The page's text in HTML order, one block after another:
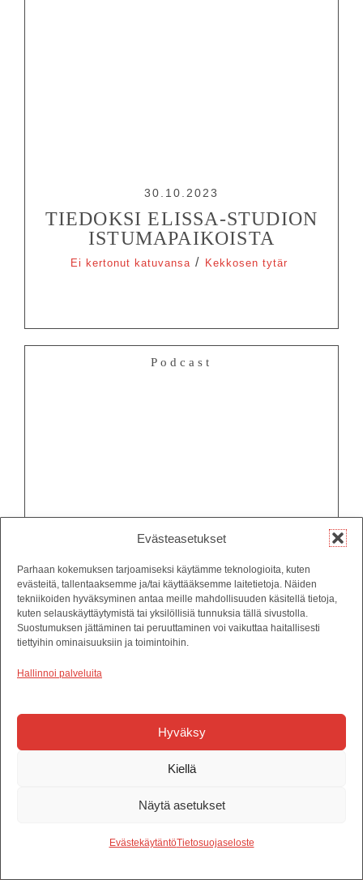
Evästeasetukset
Parhaan kokemuksen tarjoamiseksi käytämme teknologioita, kuten
evästeitä, tallentaaksemme ja/tai käyttääksemme laitetietoja. Näiden
tekniikoiden hyväksyminen antaa meille mahdollisuuden käsitellä tietoja,
kuten selauskäyttäytymistä tai yksilöllisiä tunnuksia tällä sivustolla.
Suostumuksen jättäminen tai peruuttaminen voi vaikuttaa haitallisesti
tiettyihin ominaisuuksiin ja toimintoihin.
Hallinnoi palveluita
Hyväksy
Kiellä
Näytä asetukset
EvästekäytäntöTietosuojaseloste
30.10.2023
TIEDOKSI ELISSA-STUDION
ISTUMAPAIKOISTA
Ei kertonut katuvansa / Kekkosen tytär
Podcast
13.2.2023
LÄMPIÖELÄMÄÄ-PODCAST
3.3: MUISTELUA JA
KURKISTUS
TULEVAISUUTEEN